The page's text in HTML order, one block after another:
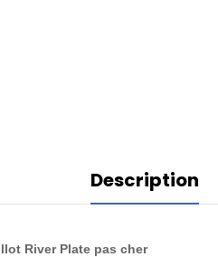
Description
River Plate pas cher